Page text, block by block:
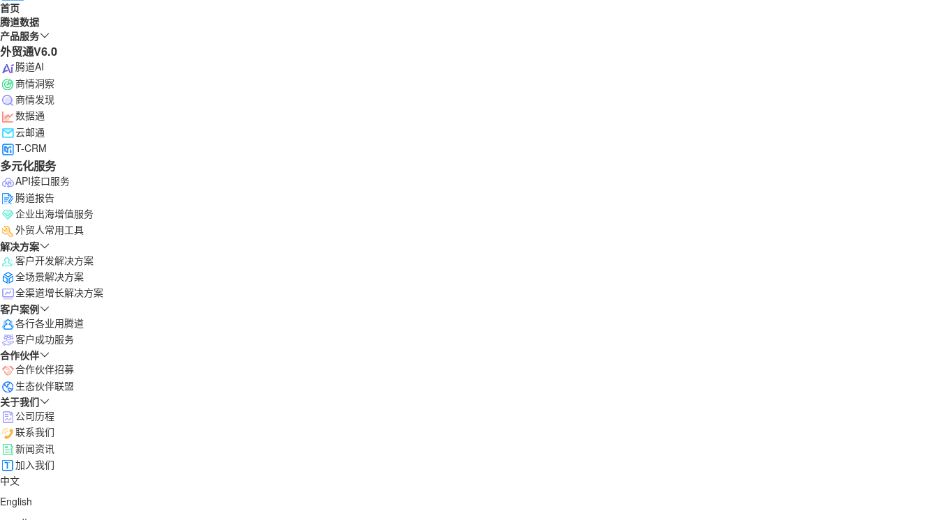
首页
腾道数据
产品服务
外贸通V6.0
腾道AI
商情洞察
商情发现
数据通
云邮通
T-CRM
多元化服务
API接口服务
腾道报告
企业出海增值服务
外贸人常用工具
解决方案
客户开发解决方案
全场景解决方案
全渠道增长解决方案
客户案例
各行各业用腾道
客户成功服务
合作伙伴
合作伙伴招募
生态伙伴联盟
关于我们
公司历程
联系我们
新闻资讯
加入我们
中文
English